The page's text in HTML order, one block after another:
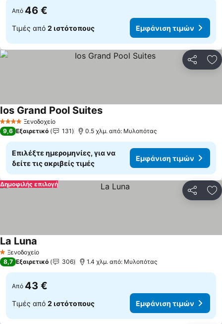
Από 46 €
Τιμές από 2 ιστότοπους Εμφάνιση τιμών
4 ΑστέριαΞενοδοχείο
Ios Grand Pool SuitesΕμφάνιση τιμών
9,6 Εξαιρετικό 131 0.5 χλμ. από: Μυλοπότας
Επιλέξτε ημερομηνίες, για να
δείτε τις ακριβείς τιμές
Εμφάνιση τιμών
Δημοφιλής επιλογή
1 Αστέρια
Ξενοδοχείο
La Luna
8,7 Εξαιρετικό 306 1.4 χλμ. από: Μυλοπότας
Από 43 €
Τιμές από 2 ιστότοπους Εμφάνιση τιμών